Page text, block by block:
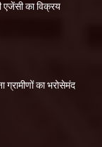
एजेंसी का विक्रय
का भरोसेमंद